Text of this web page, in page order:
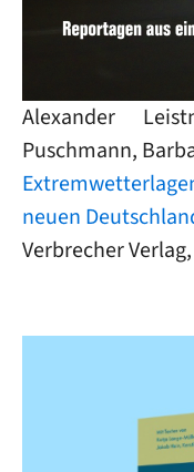
Alexander
Puschmann,
neuen
Verbrecher